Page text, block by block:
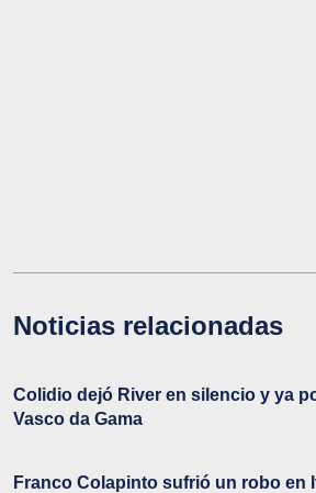
Noticias relacionadas
Colidio dejó River en silencio y ya
Vasco da Gama
Franco Colapinto sufrió un robo en